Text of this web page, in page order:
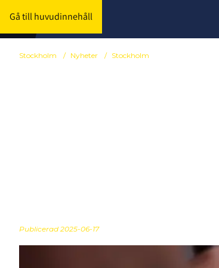
Gå till huvudinnehåll
Stockholm / Nyheter / Stockholm
Publicerad 2025-06-17